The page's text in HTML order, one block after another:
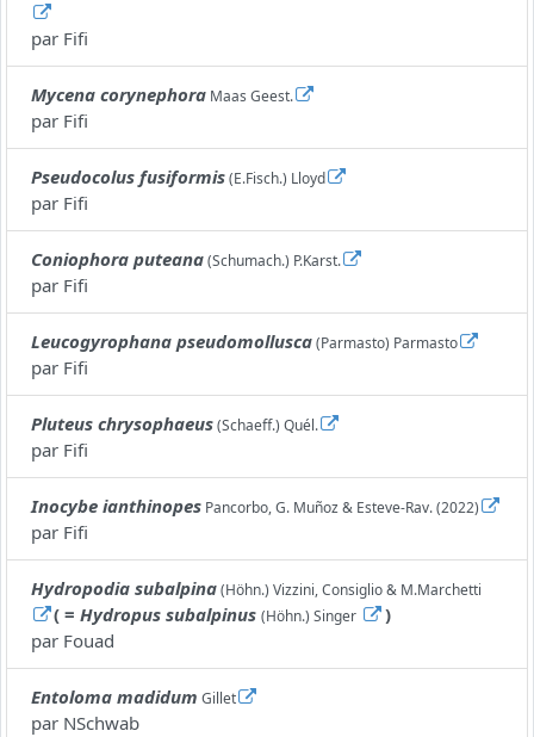
par Fifi
Mycena corynephora Maas Geest.
par Fifi
Pseudocolus fusiformis(E.Fisch.) Lloyd
par Fifi
Coniophora puteana(Schumach.) P.Karst.
par Fifi
Leucogyrophana pseudomollusca(Parmasto) Parmasto
par Fifi
Pluteus chrysophaeus(Schaeff.) Quél.
par Fifi
Inocybe ianthinopes Pancorbo, G. Muñoz & Esteve-Rav. (2022)
par Fifi
Hydropodia subalpina(Höhn.) Vizzini, Consiglio & M.Marchetti
( =Hydropus subalpinus (Höhn.) Singer
)
par Fouad
Entoloma madidum Gillet
par NSchwab